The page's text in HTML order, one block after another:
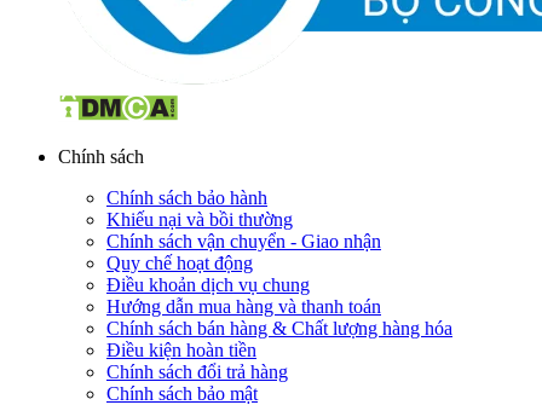
Chính sách
Chính sách bảo hành
Khiếu nại và bồi thường
Chính sách vận chuyển - Giao nhận
Quy chế hoạt động
Điều khoản dịch vụ chung
Hướng dẫn mua hàng và thanh toán
Chính sách bán hàng & Chất lượng hàng hóa
Điều kiện hoàn tiền
Chính sách đổi trả hàng
Chính sách bảo mật